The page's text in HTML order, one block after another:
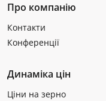
Про компанію
Контакти
Конференції
Динаміка цін
Ціни на зерно